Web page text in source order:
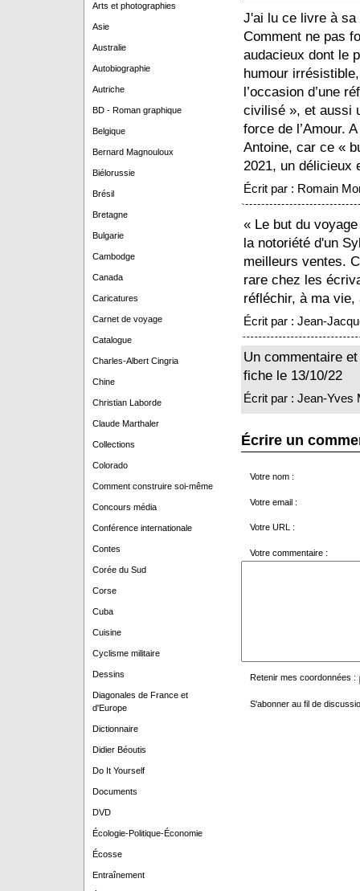
Arts et photographies
Asie
Australie
Autobiographie
Autriche
BD - Roman graphique
Belgique
Bernard Magnouloux
Biélorussie
Brésil
Bretagne
Bulgarie
Cambodge
Canada
Caricatures
Carnet de voyage
Catalogue
Charles-Albert Cingria
Chine
Christian Laborde
Claude Marthaler
Collections
Colorado
Comment construire soi-même
Concours média
Conférence internationale
Contes
Corée du Sud
Corse
Cuba
Cuisine
Cyclisme militaire
Dessins
Diagonales de France et
d'Europe
Dictionnaire
Didier Béoutis
Do It Yourself
Documents
DVD
Écologie-Politique-Économie
Écosse
Entraînement
J'ai lu ce livre à sa
Comment ne pas
audacieux dont le
humour
l’occasion d’une
civilisé », et aussi
force de l’Amour.
Antoine, car ce «
2021, un délicieux
Écrit par : Romain
« Le but du
la notoriété d'un
meilleurs ventes.
rare chez les
réfléchir, à ma
Écrit par : Jean-
Un commentaire
fiche le 13/10/22
Écrit par : Jean-Yves
Écrire un
Votre nom :
Votre email :
Votre URL :
Votre commentaire :
Retenir mes coordonnées :
S'abonner au fil de